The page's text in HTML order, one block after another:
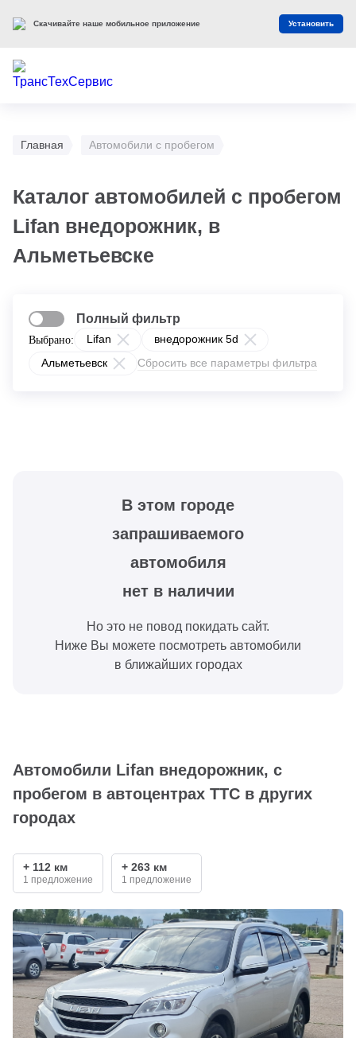
Главная Автомобили с пробегом
Каталог автомобилей с пробегом
Lifan внедорожник, в
Альметьевске
Выбрано: Lifan
внедорожник 5d
Альметьевск
Сбросить все параметры фильтра
Полный фильтр
В этом городе
запрашиваемого
автомобиля
нет в наличии
Но это не повод покидать сайт.
Ниже Вы можете посмотреть автомобили
в ближайших городах
Автомобили Lifan внедорожник, с
пробегом в автоцентрах ТТС в других
городах
+ 112 км
1 предложение
+ 263 км
1 предложение
Скачивайте наше мобильное приложение Установить